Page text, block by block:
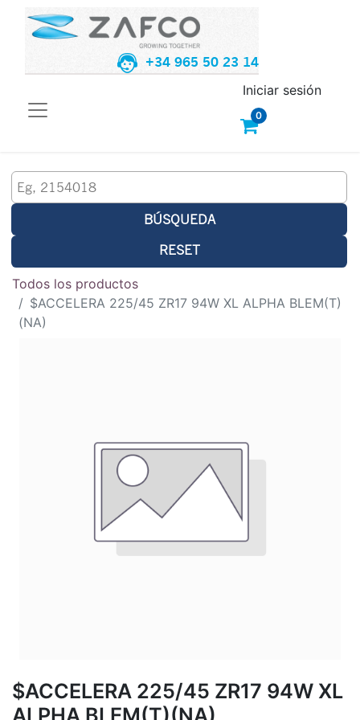
+34 965 50 23 14
0
Iniciar sesión
BÚSQUEDA
RESET
Todos los productos
$ACCELERA 225/45 ZR17 94W XL ALPHA BLEM(T)
(NA)
$ACCELERA 225/45 ZR17 94W XL
ALPHA BLEM(T)(NA)